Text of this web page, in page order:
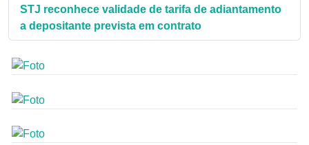
STJ reconhece validade de tarifa de adiantamento
a depositante prevista em contrato